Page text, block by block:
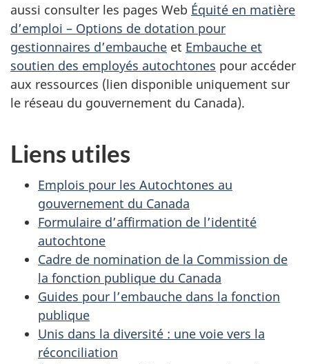
aussi consulter les pages Web Équité en matière
d’emploi – Options de dotation pour
gestionnaires d’embauche et Embauche et
soutien des employés autochtones pour accéder
aux ressources (lien disponible uniquement sur
le réseau du gouvernement du Canada).
Liens utiles
Emplois pour les Autochtones au
gouvernement du Canada
Formulaire d’affirmation de l’identité
autochtone
Cadre de nomination de la Commission de
la fonction publique du Canada
Guides pour l’embauche dans la fonction
publique
Unis dans la diversité : une voie vers la
réconciliation